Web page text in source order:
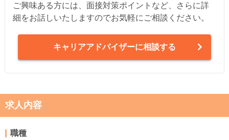
ご興味ある方には、面接対策ポイントなど、さらに詳
細をお話しいたしますのでお気軽にご相談ください。
キャリアアドバイザーに相談する
求人内容
職種